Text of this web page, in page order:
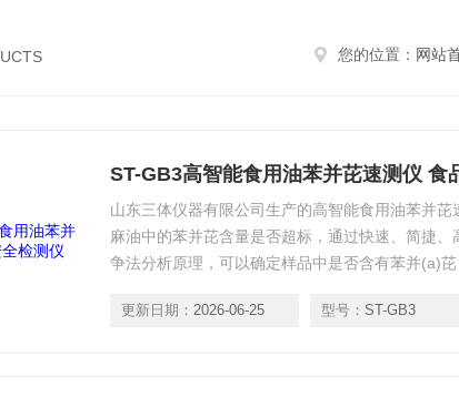
您的位置： 网站
ST-GB3高智能食用油苯并芘速测仪 食
山东三体仪器有限公司生产的高智能食用油苯并
麻油中的苯并芘含量是否超标，通过快速、简捷
争法分析原理，可以确定样品中是否含有苯并(a)
更新日期： 2026-06-25 型号： ST-GB3